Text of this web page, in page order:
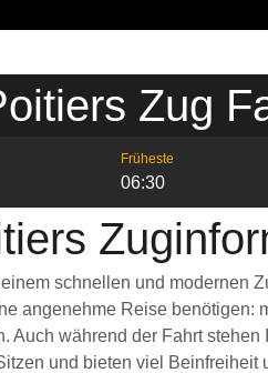
Zug
Früheste
06:30
schnellen und modernen
angenehme Reise
während der Fahrt
und bieten viel